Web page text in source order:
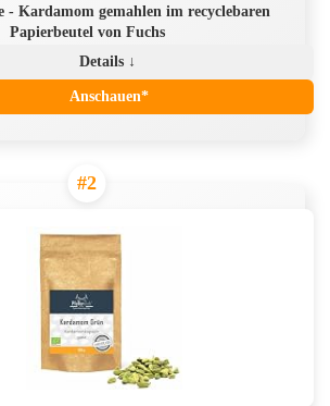
- Kardamom gemahlen im recyclebaren
Papierbeutel von Fuchs
Details ↓
Anschauen*
#2